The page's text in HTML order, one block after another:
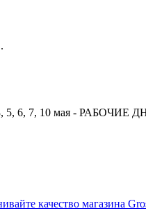
6, 7, 10 мая - РАБОЧИЕ